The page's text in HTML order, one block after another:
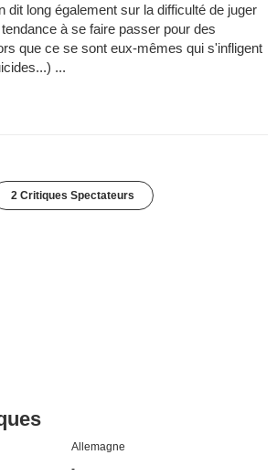
dit long également sur la difficulté de juger
à se faire passer pour des
que ce se sont eux-mêmes qui s'infligent
...
2 Critiques Spectateurs
Allemagne
-